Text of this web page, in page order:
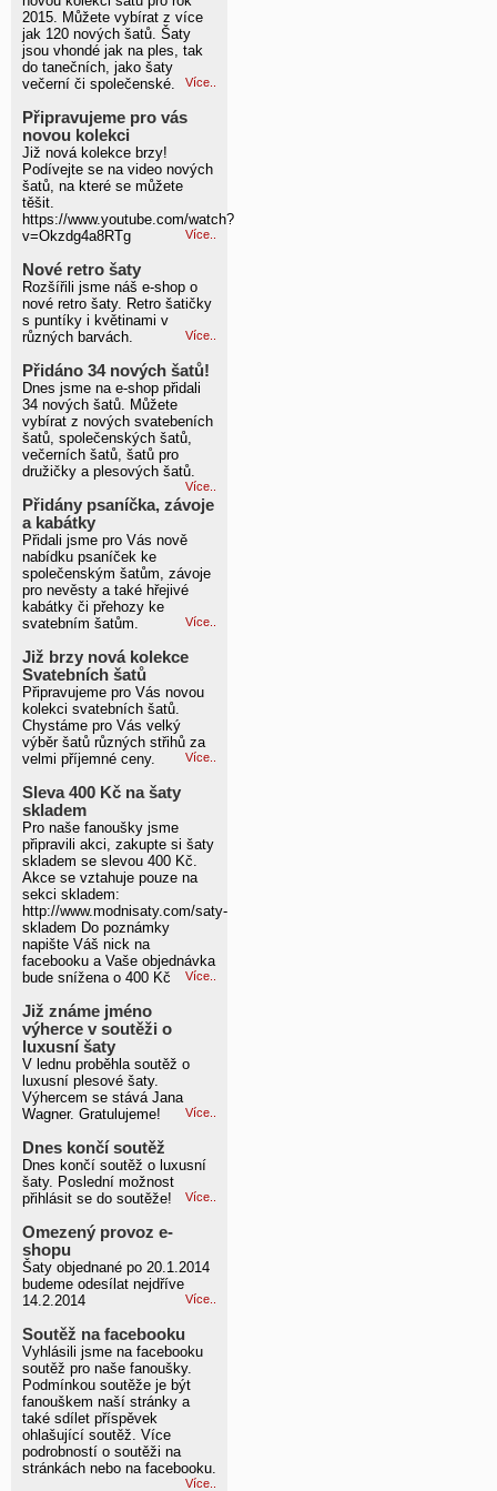
2015. Můžete vybírat z více
jak 120 nových šatů. Šaty
jsou vhondé jak na ples, tak
do tanečních, jako šaty
večerní či společenské.
Více..
Připravujeme pro vás
novou kolekci
Již nová kolekce brzy!
Podívejte se na video nových
šatů, na které se můžete
těšit.
https://www.youtube.com/watch?
v=Okzdg4a8RTg
Více..
Nové retro šaty
Rozšířili jsme náš e-shop o
nové retro šaty. Retro šatičky
s puntíky i květinami v
různých barvách.
Více..
Přidáno 34 nových šatů!
Dnes jsme na e-shop přidali
34 nových šatů. Můžete
vybírat z nových svatebeních
šatů, společenských šatů,
večerních šatů, šatů pro
družičky a plesových šatů.
Více..
Přidány psaníčka, závoje
a kabátky
Přidali jsme pro Vás nově
nabídku psaníček ke
společenským šatům, závoje
pro nevěsty a také hřejivé
kabátky či přehozy ke
svatebním šatům.
Více..
Již brzy nová kolekce
Svatebních šatů
Připravujeme pro Vás novou
kolekci svatebních šatů.
Chystáme pro Vás velký
výběr šatů různých střihů za
velmi příjemné ceny.
Více..
Sleva 400 Kč na šaty
skladem
Pro naše fanoušky jsme
připravili akci, zakupte si šaty
skladem se slevou 400 Kč.
Akce se vztahuje pouze na
sekci skladem:
http://www.modnisaty.com/saty-
skladem Do poznámky
napište Váš nick na
facebooku a Vaše objednávka
bude snížena o 400 Kč
Více..
Již známe jméno
výherce v soutěži o
luxusní šaty
V lednu proběhla soutěž o
luxusní plesové šaty.
Výhercem se stává Jana
Wagner. Gratulujeme!
Více..
Dnes končí soutěž
Dnes končí soutěž o luxusní
šaty. Poslední možnost
přihlásit se do soutěže!
Více..
Omezený provoz e-
shopu
Šaty objednané po 20.1.2014
budeme odesílat nejdříve
14.2.2014
Více..
Soutěž na facebooku
Vyhlásili jsme na facebooku
soutěž pro naše fanoušky.
Podmínkou soutěže je být
fanouškem naší stránky a
také sdílet příspěvek
ohlašující soutěž. Více
podrobností o soutěži na
stránkách nebo na facebooku.
Více..